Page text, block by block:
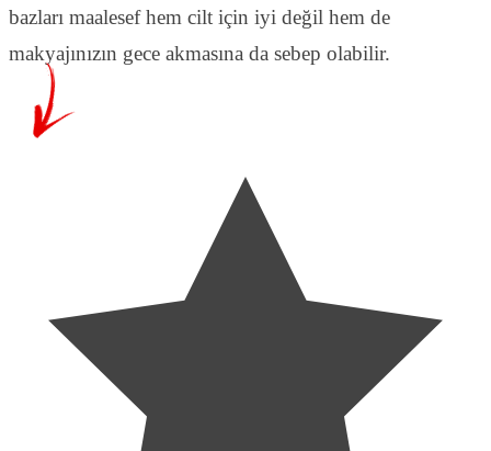
bazları maalesef hem cilt için iyi değil hem de
makyajınızın gece akmasına da sebep olabilir.